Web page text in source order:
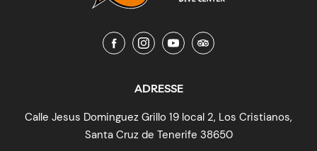
ADRESSE
Calle Jesus Dominguez Grillo 19 local 2, Los Cristianos,
Santa Cruz de Tenerife 38650